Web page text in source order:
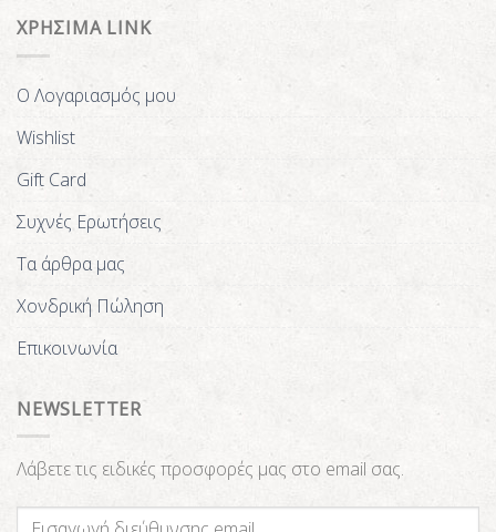
ΧΡΗΣΙΜΑ LINK
Ο Λογαριασμός μου
Wishlist
Gift Card
Συχνές Ερωτήσεις
Τα άρθρα μας
Χονδρική Πώληση
Επικοινωνία
NEWSLETTER
Λάβετε τις ειδικές προσφορές μας στο email σας.